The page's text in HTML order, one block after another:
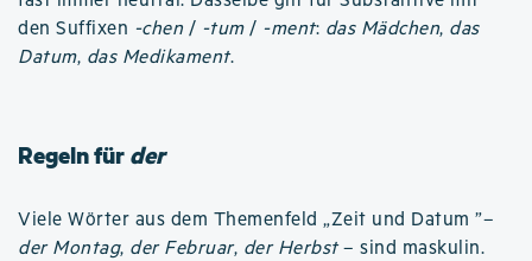
den Suffixen -chen / -tum/ -ment: das Mädchen, das
Datum, das Medikament.
Regeln fürder
Viele Wörter aus dem Themenfeld „Zeit und Datum ”–
der Montag, der Februar, der Herbst– sind maskulin.